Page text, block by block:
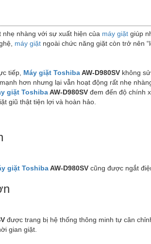
nhàng với sự xuất hiện của máy giặt giúp
máy giặt ngoài chức năng giặt còn trở nên
tiếp, Máy giặt ToshibaAW-D980SV không
hơn nhưng lại vẫn hoạt động rất nhẹ
giặt ToshibaAW-D980SV đem đến độ chính
giũ thật tiện lợi và hoàn hảo.
giặt ToshibaAW-D980SV cũng được ngắt
được trang bị hệ thống thông minh tự cân
gian giặt.